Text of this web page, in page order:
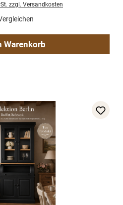
zzgl. Versandkosten
Warenkorb